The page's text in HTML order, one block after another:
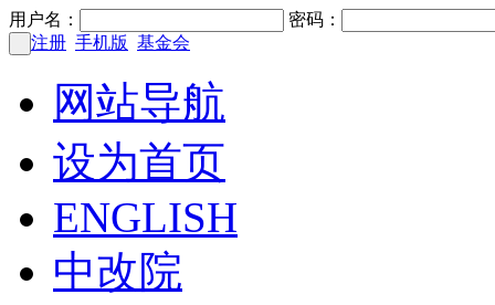
用户名：
密码：
注册 手机版 基金会
网站导航
设为首页
ENGLISH
中改院